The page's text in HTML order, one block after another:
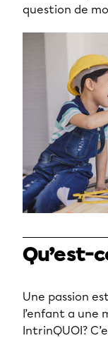
question de
Qu’est-
Une passion
l’enfant a une
IntrinQUOI?